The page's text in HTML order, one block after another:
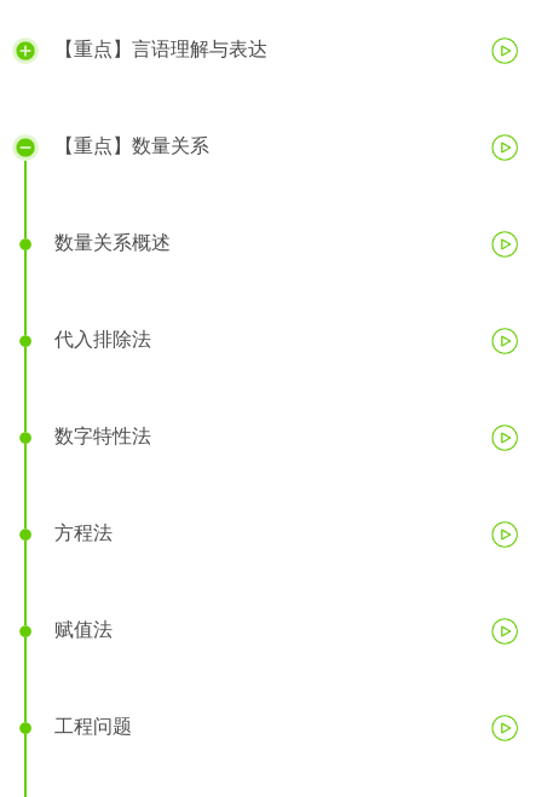
【重点】言语理解与表达
【重点】数量关系
数量关系概述
代入排除法
数字特性法
方程法
赋值法
工程问题